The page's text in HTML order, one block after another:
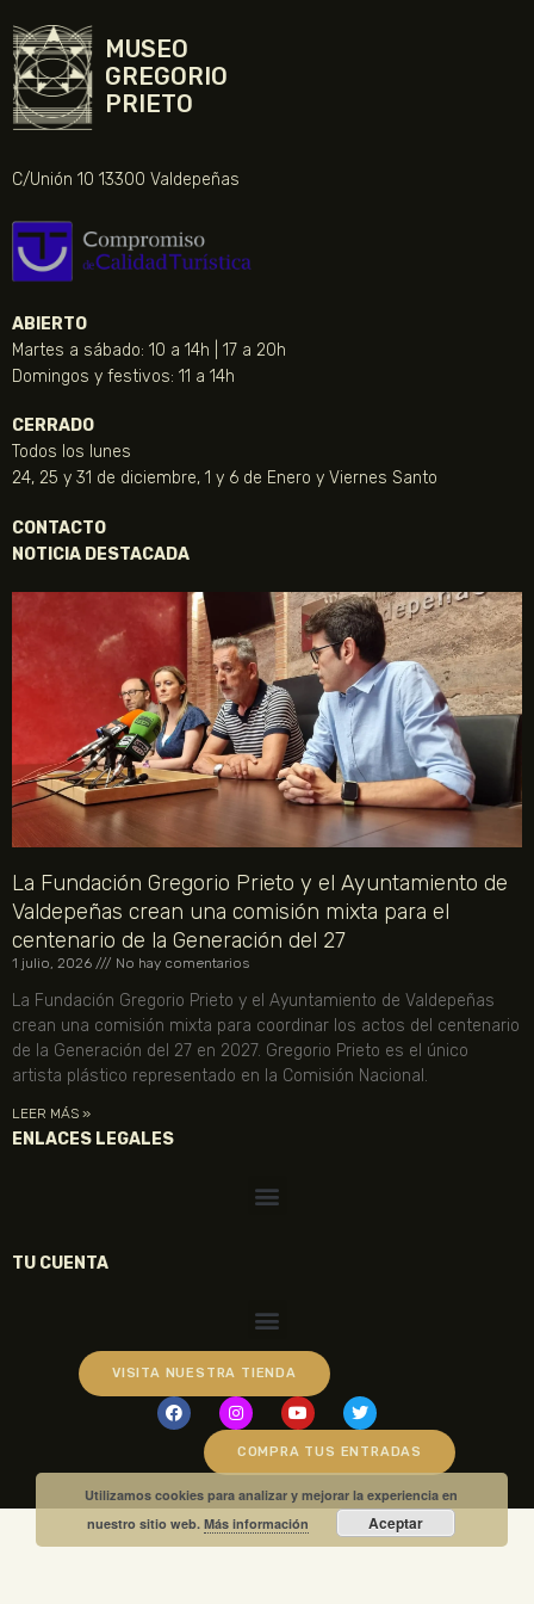
MUSEO
GREGORIO
PRIETO
C/Unión 10 13300 Valdepeñas
ABIERTO
Martes a sábado: 10 a 14h | 17 a 20h
Domingos y festivos: 11 a 14h
CERRADO
Todos los lunes
24, 25 y 31 de diciembre, 1 y 6 de Enero y Viernes Santo
CONTACTO
NOTICIA DESTACADA
La Fundación Gregorio Prieto y el Ayuntamiento de
Valdepeñas crean una comisión mixta para el
centenario de la Generación del 27
1 julio, 2026 No hay comentarios
La Fundación Gregorio Prieto y el Ayuntamiento de Valdepeñas
crean una comisión mixta para coordinar los actos del centenario
de la Generación del 27 en 2027. Gregorio Prieto es el único
artista plástico representado en la Comisión Nacional.
LEER MÁS »
ENLACES LEGALES
TU CUENTA
VISITA NUESTRA TIENDA
COMPRA TUS ENTRADAS
Utilizamos cookies para analizar y mejorar la experiencia en
nuestro sitio web.Más información Aceptar